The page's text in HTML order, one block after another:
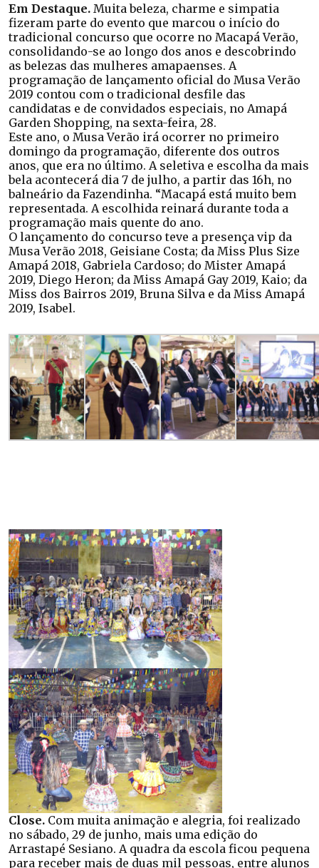
Em Destaque. Muita beleza, charme e simpatia
fizeram parte do evento que marcou o início do
tradicional concurso que ocorre no Macapá Verão,
consolidando-se ao longo dos anos e descobrindo
as belezas das mulheres amapaenses. A
programação de lançamento oficial do Musa Verão
2019 contou com o tradicional desfile das
candidatas e de convidados especiais, no Amapá
Garden Shopping, na sexta-feira, 28.
Este ano, o Musa Verão irá ocorrer no primeiro
domingo da programação, diferente dos outros
anos, que era no último. A seletiva e escolha da mais
bela acontecerá dia 7 de julho, a partir das 16h, no
balneário da Fazendinha. “Macapá está muito bem
representada. A escolhida reinará durante toda a
programação mais quente do ano.
O lançamento do concurso teve a presença vip da
Musa Verão 2018, Geisiane Costa; da Miss Plus Size
Amapá 2018, Gabriela Cardoso; do Mister Amapá
2019, Diego Heron; da Miss Amapá Gay 2019, Kaio; da
Miss dos Bairros 2019, Bruna Silva e da Miss Amapá
2019, Isabel.
Close. Com muita animação e alegria, foi realizado
no sábado, 29 de junho, mais uma edição do
Arrastapé Sesiano. A quadra da escola ficou pequena
para receber mais de duas mil pessoas, entre alunos